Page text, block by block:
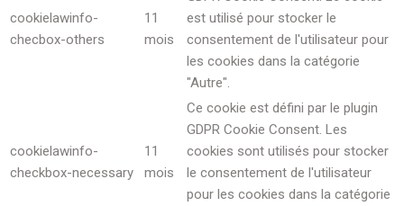
cookielawinfo-
checbox-others
11
mois
est utilisé pour stocker le
consentement de l'utilisateur pour
les cookies dans la catégorie
"Autre".
cookielawinfo-
checkbox-necessary
11
mois
Ce cookie est défini par le plugin
GDPR Cookie Consent. Les
cookies sont utilisés pour stocker
le consentement de l'utilisateur
pour les cookies dans la catégorie